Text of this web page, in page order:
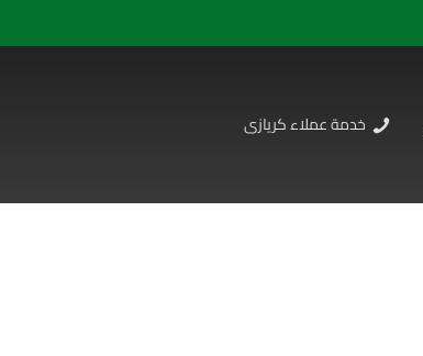
خدمة عملاء كريازى